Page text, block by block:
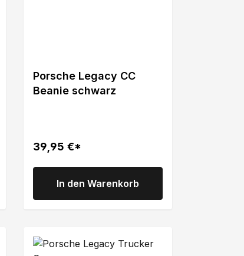
Porsche Legacy CC
Beanie schwarz
39,95 €*
In den Warenkorb